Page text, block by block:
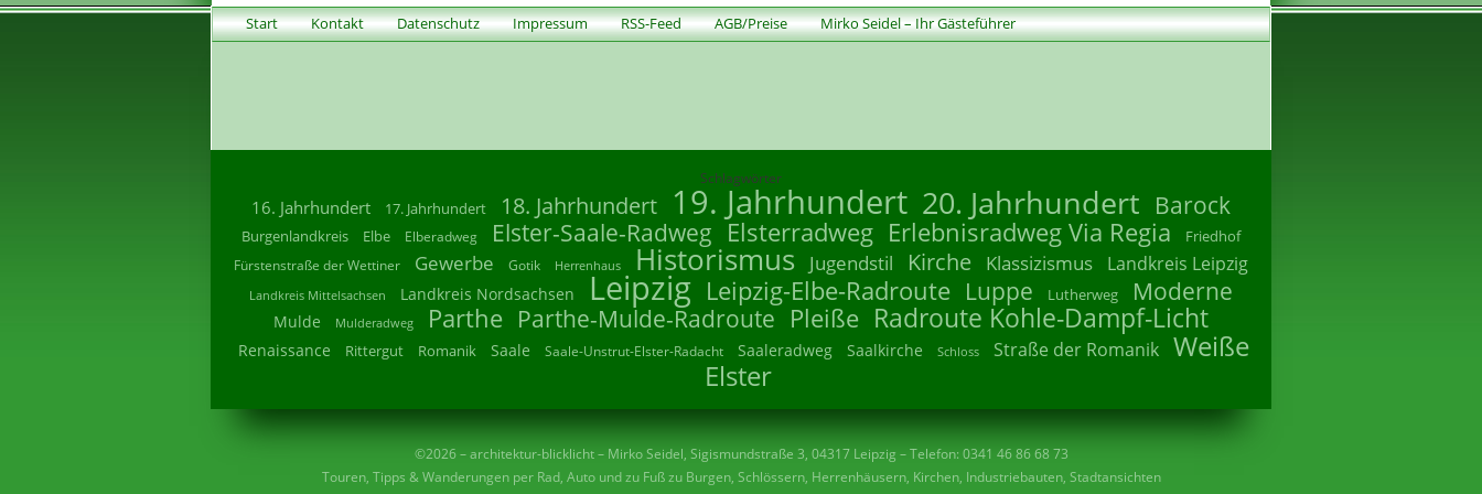
Start Kontakt Datenschutz Impressum RSS-Feed AGB/Preise Mirko Seidel – Ihr Gästeführer
Schlagwörter
16. Jahrhundert 17. Jahrhundert 18. Jahrhundert 19. Jahrhundert 20. Jahrhundert Barock
Burgenlandkreis Elbe Elberadweg Elster-Saale-Radweg Elsterradweg Erlebnisradweg Via Regia Friedhof
Fürstenstraße der Wettiner Gewerbe Gotik Herrenhaus Historismus Jugendstil Kirche Klassizismus Landkreis Leipzig
Landkreis Mittelsachsen Landkreis Nordsachsen Leipzig Leipzig-Elbe-Radroute Luppe Lutherweg Moderne
Mulde Mulderadweg Parthe Parthe-Mulde-Radroute Pleiße Radroute Kohle-Dampf-Licht
Renaissance Rittergut Romanik Saale Saale-Unstrut-Elster-Radacht Saaleradweg Saalkirche Schloss Straße der Romanik Weiße
Elster
©2026 – architektur-blicklicht – Mirko Seidel, Sigismundstraße 3, 04317 Leipzig – Telefon: 0341 46 86 68 73
Touren, Tipps & Wanderungen per Rad, Auto und zu Fuß zu Burgen, Schlössern, Herrenhäusern, Kirchen, Industriebauten, Stadtansichten